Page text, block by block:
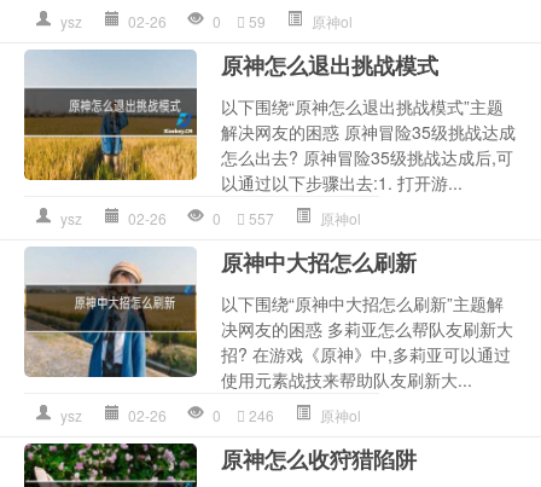
ysz 02-26 0 59 原神ol
原神怎么退出挑战模式
以下围绕“原神怎么退出挑战模式”主题
解决网友的困惑 原神冒险35级挑战达成
怎么出去? 原神冒险35级挑战达成后,可
以通过以下步骤出去:1. 打开游...
ysz 02-26 0 557 原神ol
原神中大招怎么刷新
以下围绕“原神中大招怎么刷新”主题解
决网友的困惑 多莉亚怎么帮队友刷新大
招? 在游戏《原神》中,多莉亚可以通过
使用元素战技来帮助队友刷新大...
ysz 02-26 0 246 原神ol
原神怎么收狩猎陷阱